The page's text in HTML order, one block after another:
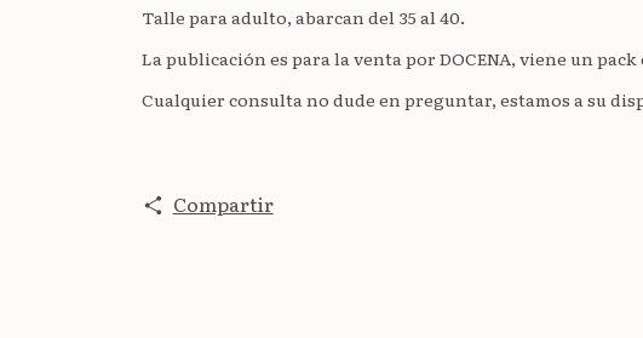
Talle para adulto, abarcan del 35 al 40.
La publicación es para la venta por DOCENA, viene un pack
Cualquier consulta no dude en preguntar, estamos a su
Compartir